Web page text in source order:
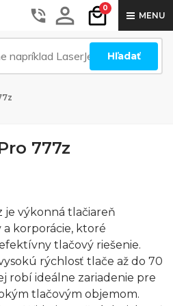
0
MENU
Hľadať
777z
je výkonná tlačiareň
korporácie, ktoré
tlačový riešenie.
rýchlosť tlače až do 70
robí ideálne zariadenie pre
tlačovým objemom.